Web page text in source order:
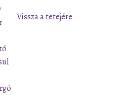
Vissza a tetejére